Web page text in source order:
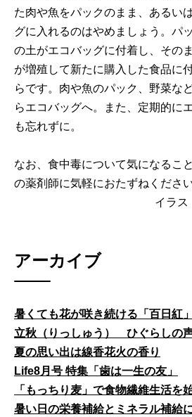
た肉や魚をパックのまま、あるい
グに入れるのはやめましょう。パ
の土がエコバッグに付着し、その
が増殖して新たに購入した食品に
らです。肉や魚のパック、野菜な
らエコバッグへ。また、定期的に
も忘れずに。
なお、食中毒について気になるこ
の薬剤師に気軽におたずねください
イラス
アーカイブ
暑くても花が咲き続ける「百日紅」
立秋（りっしゅう） ひぐらしの
夏の思い出は線香花火の香り
Life8月号 特集「歯は一生の友」
「もっちり麦」で食物繊維生活を
暑い日の栄養補給とミネラル補給